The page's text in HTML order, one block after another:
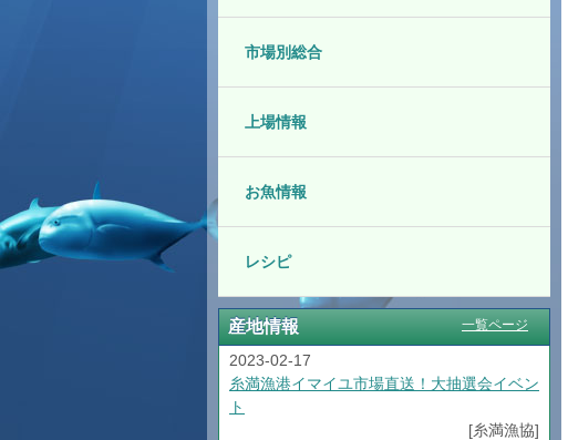
市場別総合
上場情報
お魚情報
レシピ
産地情報
2023-02-17
糸満漁港イマイユ市場直送！大抽選会イベン
ト
[糸満漁協]
一覧ページ